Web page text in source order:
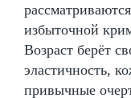
избыточной
Возраст берёт
эластичность,
привычные